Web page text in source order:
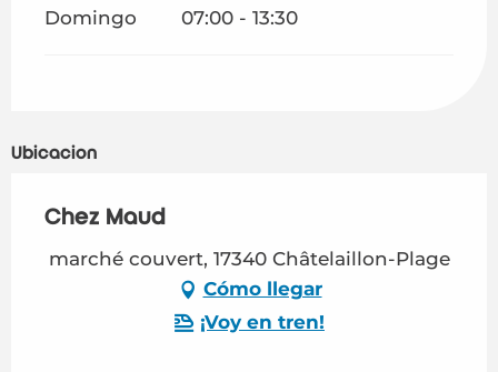
Domingo 07:00 - 13:30
Ubicación
Chez Maud
marché couvert, 17340 Châtelaillon-Plage
Cómo llegar
¡Voy en tren!